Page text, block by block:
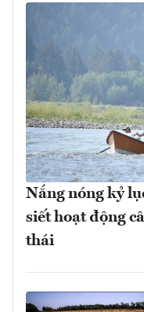
Nắng nóng kỷ
siết hoạt động
thái